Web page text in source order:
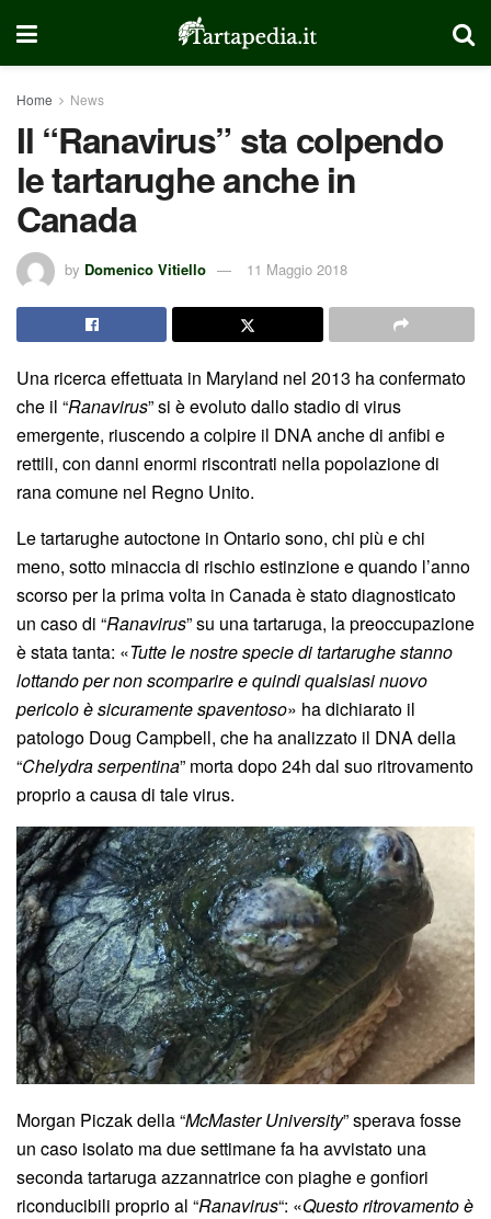
Home News
Il “Ranavirus” sta colpendo
le tartarughe anche in
Canada
by Domenico Vitiello 11 Maggio 2018
Una ricerca effettuata in Maryland nel 2013 ha confermato
che il “Ranavirus” si è evoluto dallo stadio di virus
emergente, riuscendo a colpire il DNA anche di anfibi e
rettili, con danni enormi riscontrati nella popolazione di
rana comune nel Regno Unito.
Le tartarughe autoctone in Ontario sono, chi più e chi
meno, sotto minaccia di rischio estinzione e quando l’anno
scorso per la prima volta in Canada è stato diagnosticato
un caso di “Ranavirus” su una tartaruga, la preoccupazione
è stata tanta: «Tutte le nostre specie di tartarughe stanno
lottando per non scomparire e quindi qualsiasi nuovo
pericolo è sicuramente spaventoso» ha dichiarato il
patologo Doug Campbell, che ha analizzato il DNA della
“Chelydra serpentina” morta dopo 24h dal suo ritrovamento
proprio a causa di tale virus.
Morgan Piczak della “McMaster University” sperava fosse
un caso isolato ma due settimane fa ha avvistato una
seconda tartaruga azzannatrice con piaghe e gonfiori
riconducibili proprio al “Ranavirus“: «Questo ritrovamento è